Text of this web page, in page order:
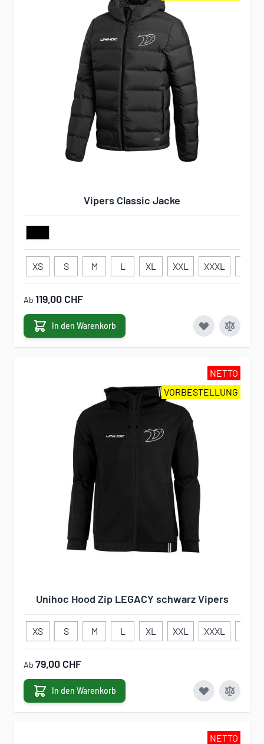
Vipers Classic Jacke
XS S M L XL XXL XXXL
Ab 119,00 CHF
In den Warenkorb
NETTO
VORBESTELLUNG
Unihoc Hood Zip LEGACY schwarz Vipers
XS S M L XL XXL XXXL
Ab 79,00 CHF
In den Warenkorb
NETTO